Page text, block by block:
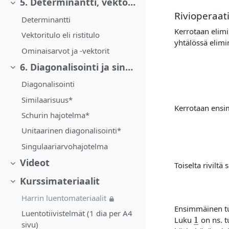
Collapse
Determinantti
Vektoritulo eli ristitulo
Ominaisarvot ja -vektorit
Collapse 6. Diagonalisointi ja singulaariarvohajotelma
Diagonalisointi
Similaarisuus*
Schurin hajotelma*
Unitaarinen diagonalisointi*
Singulaariarvohajotelma
Collapse
Videot
Collapse
Kurssimateriaalit
Harrin luentomateriaalit
Luentotiivistelmät (1 dia per A4
sivu)
Kerrotaan
yhtälössä
Kerrotaan
Toiselta riviltä
Ensimmäinen
Luku 1―
on ns.